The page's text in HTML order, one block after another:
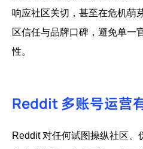
响应社区关切，甚至在危机萌
区信任与品牌口碑，避免单一
性。
Reddit 多账号运营
Reddit 对任何试图操纵社区、